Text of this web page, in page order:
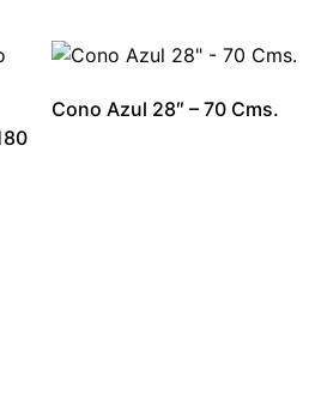
Cono Azul 28″ – 70 Cms.